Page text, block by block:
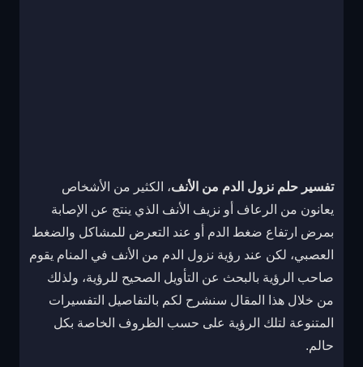
تفسير حلم نزول الدم من الأنف، الكثير من الأشخاص
يعانون من الرعاف أو نزيف الأنف الذي ينتج عن الإصابة
بمرض ارتفاع ضغط الدم أو عند التعرض للمشاكل والضغط
العصبي، لكن عند رؤية نزول الدم من الأنف في المنام يقوم
صاحب الرؤية بالبحث عن التأويل الصحيح للرؤية، ولذلك
من خلال هذا المقال سنشرح لكم بالتفاصيل التفسيرات
المتنوعة لتلك الرؤية على حسب الظروف الخاصة بكل
حالم.